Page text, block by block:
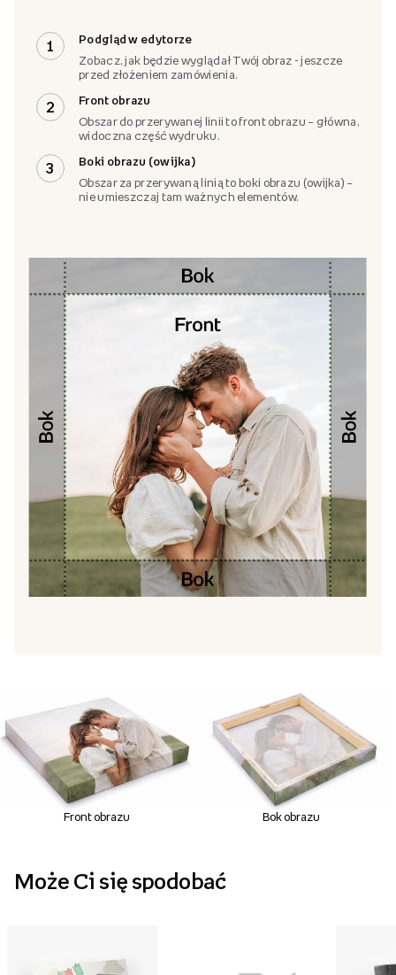
1
Podgląd w edytorze
Zobacz, jak będzie wyglądał Twój obraz - jeszcze
przed złożeniem zamówienia.
2
Front obrazu
Obszar do przerywanej linii to front obrazu – główna,
widoczna część wydruku.
3
Boki obrazu (owijka)
Obszar za przerywaną linią to boki obrazu (owijka) –
nie umieszczaj tam ważnych elementów.
Front obrazu Bok obrazu
Może Ci się spodobać